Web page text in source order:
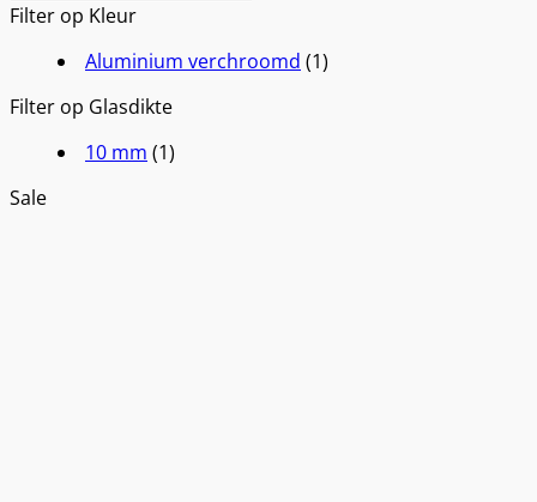
Filter op Kleur
Aluminium verchroomd (1)
Filter op Glasdikte
10 mm (1)
Sale